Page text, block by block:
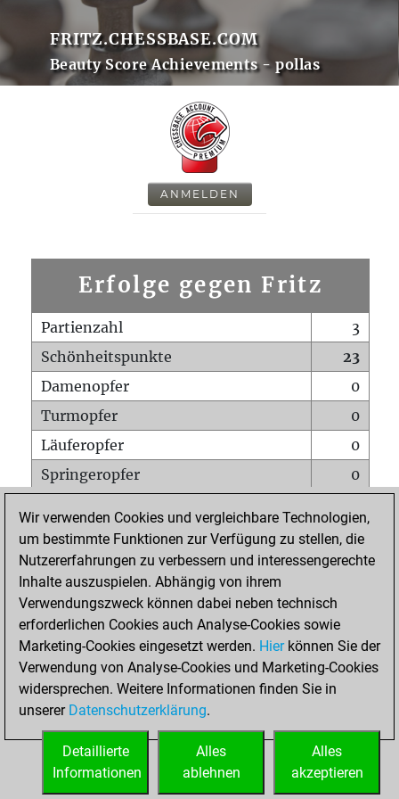
FRITZ.CHESSBASE.COM
Beauty Score Achievements - pollas
ANMELDEN
Erfolge gegen Fritz
Partienzahl
3
Schönheitspunkte
23
Damenopfer
0
Turmopfer
0
Läuferopfer
0
Springeropfer
0
Matt auf vollem Brett
0
Bauer setzt Matt
0
Erstickte Matts
Unterverwandlungen
Türme auf der siebten
0
STARTSEITE
Wir verwenden Cookies und vergleichbare Technologien,
um bestimmte Funktionen zur Verfügung zu stellen, die
Nutzererfahrungen zu verbessern und interessengerechte
Inhalte auszuspielen. Abhängig von ihrem
Verwendungszweck können dabei neben technisch
erforderlichen Cookies auch Analyse-Cookies sowie
Marketing-Cookies eingesetzt werden. Hierkönnen Sie der
Verwendung von Analyse-Cookies und Marketing-Cookies
widersprechen. Weitere Informationen finden Sie in
unserer Datenschutzerklärung.
Alles
akzeptieren
Alles
ablehnen
Detaillierte
Informationen